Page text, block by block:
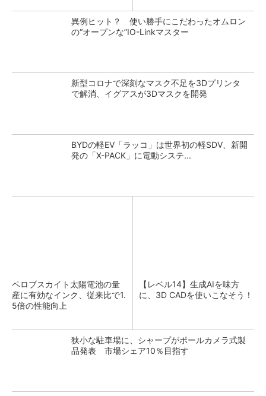
異例ヒット？ 使い勝手にこだわったオムロン
の“オープンな”IO-Linkマスター
新型コロナで深刻なマスク不足を3Dプリンタ
で解消、イグアスが3Dマスクを開発
BYDの軽EV「ラッコ」は世界初の軽SDV、新開
発の「X-PACK」に電動システ...
ペロブスカイト太陽電池の量
産に有効なインク、従来比で1.
5倍の性能向上
【レベル14】生成AIを味方
に、3D CADを使いこなそう！
狭小な駐車場に、シャープがポールカメラ式製
品発表 市場シェア10％目指す